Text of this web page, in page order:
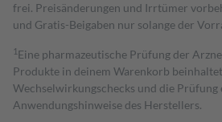
frei. Preisänderungen und Irrtümer
und Gratis-Beigaben nur solange der
1 Eine pharmazeutische Prüfung der
Produkte in deinem Warenkorb
Wechselwirkungschecks und die Prüfung
Anwendungshinweise des Herstellers.